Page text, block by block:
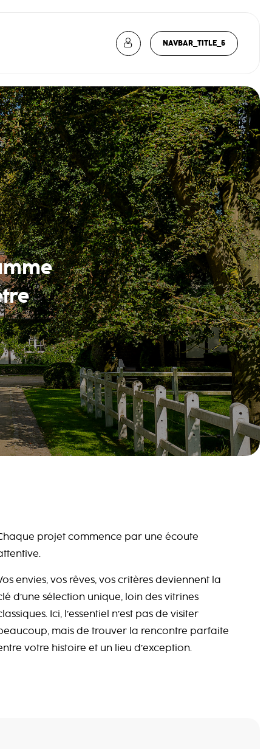
NAVBAR_TITLE_5
projet commence par une écoute
envies, vos rêves, vos critères deviennent la
d’une sélection unique, loin des vitrines
Ici, l’essentiel n’est pas de visiter
mais de trouver la rencontre parfaite
votre histoire et un lieu d’exception.